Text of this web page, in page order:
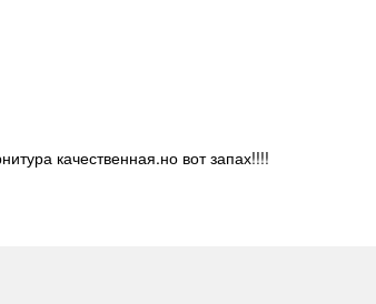
качественная.но вот запах!!!!